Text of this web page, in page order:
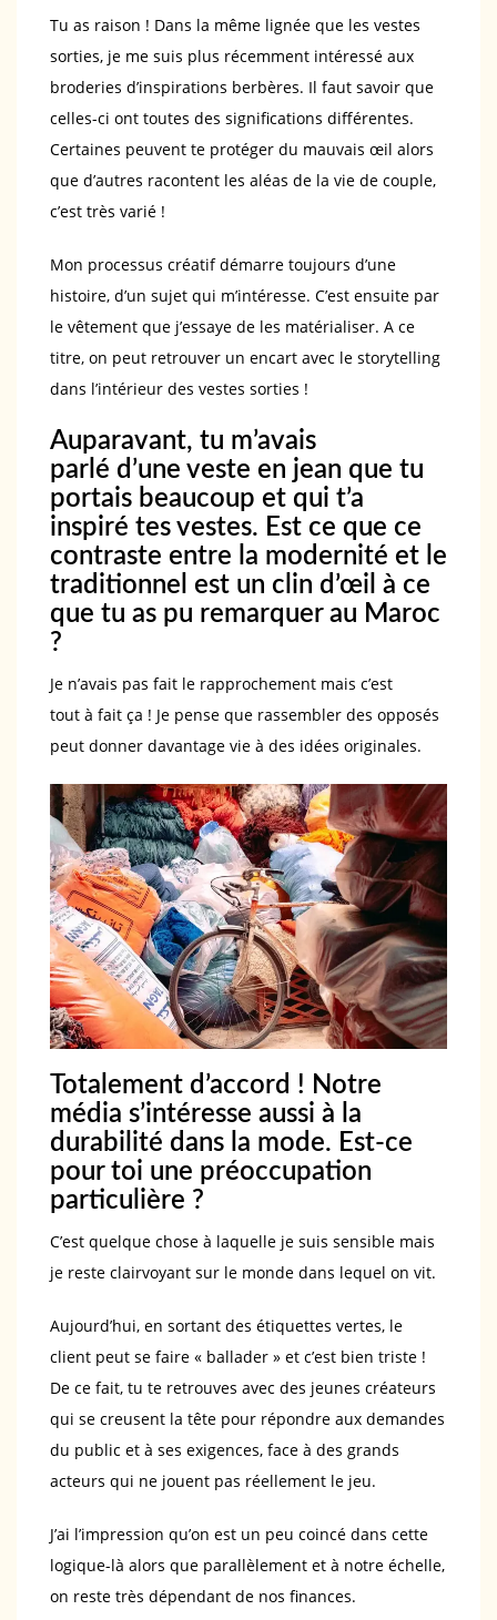
Tu as raison ! Dans la même lignée que les vestes
sorties, je me suis plus récemment intéressé aux
broderies d’inspirations berbères. Il faut savoir que
celles-ci ont toutes des significations différentes.
Certaines peuvent te protéger du mauvais œil alors
que d’autres racontent les aléas de la vie de couple,
c’est très varié !
Mon processus créatif démarre toujours d’une
histoire, d’un sujet qui m’intéresse. C’est ensuite par
le vêtement que j’essaye de les matérialiser. A ce
titre, on peut retrouver un encart avec le storytelling
dans l’intérieur des vestes sorties !
Auparavant, tu m’avais
parlé d’une veste en jean que tu
portais beaucoup et qui t’a
inspiré tes vestes. Est ce que ce
contraste entre la modernité et le
traditionnel est un clin d’œil à ce
que tu as pu remarquer au Maroc
?
Je n’avais pas fait le rapprochement mais c’est
tout à fait ça ! Je pense que rassembler des opposés
peut donner davantage vie à des idées originales.
Totalement d’accord ! Notre
média s’intéresse aussi à la
durabilité dans la mode. Est-ce
pour toi une préoccupation
particulière ?
C’est quelque chose à laquelle je suis sensible mais
je reste clairvoyant sur le monde dans lequel on vit.
Aujourd’hui, en sortant des étiquettes vertes, le
client peut se faire « ballader » et c’est bien triste !
De ce fait, tu te retrouves avec des jeunes créateurs
qui se creusent la tête pour répondre aux demandes
du public et à ses exigences, face à des grands
acteurs qui ne jouent pas réellement le jeu.
J’ai l’impression qu’on est un peu coincé dans cette
logique-là alors que parallèlement et à notre échelle,
on reste très dépendant de nos finances.